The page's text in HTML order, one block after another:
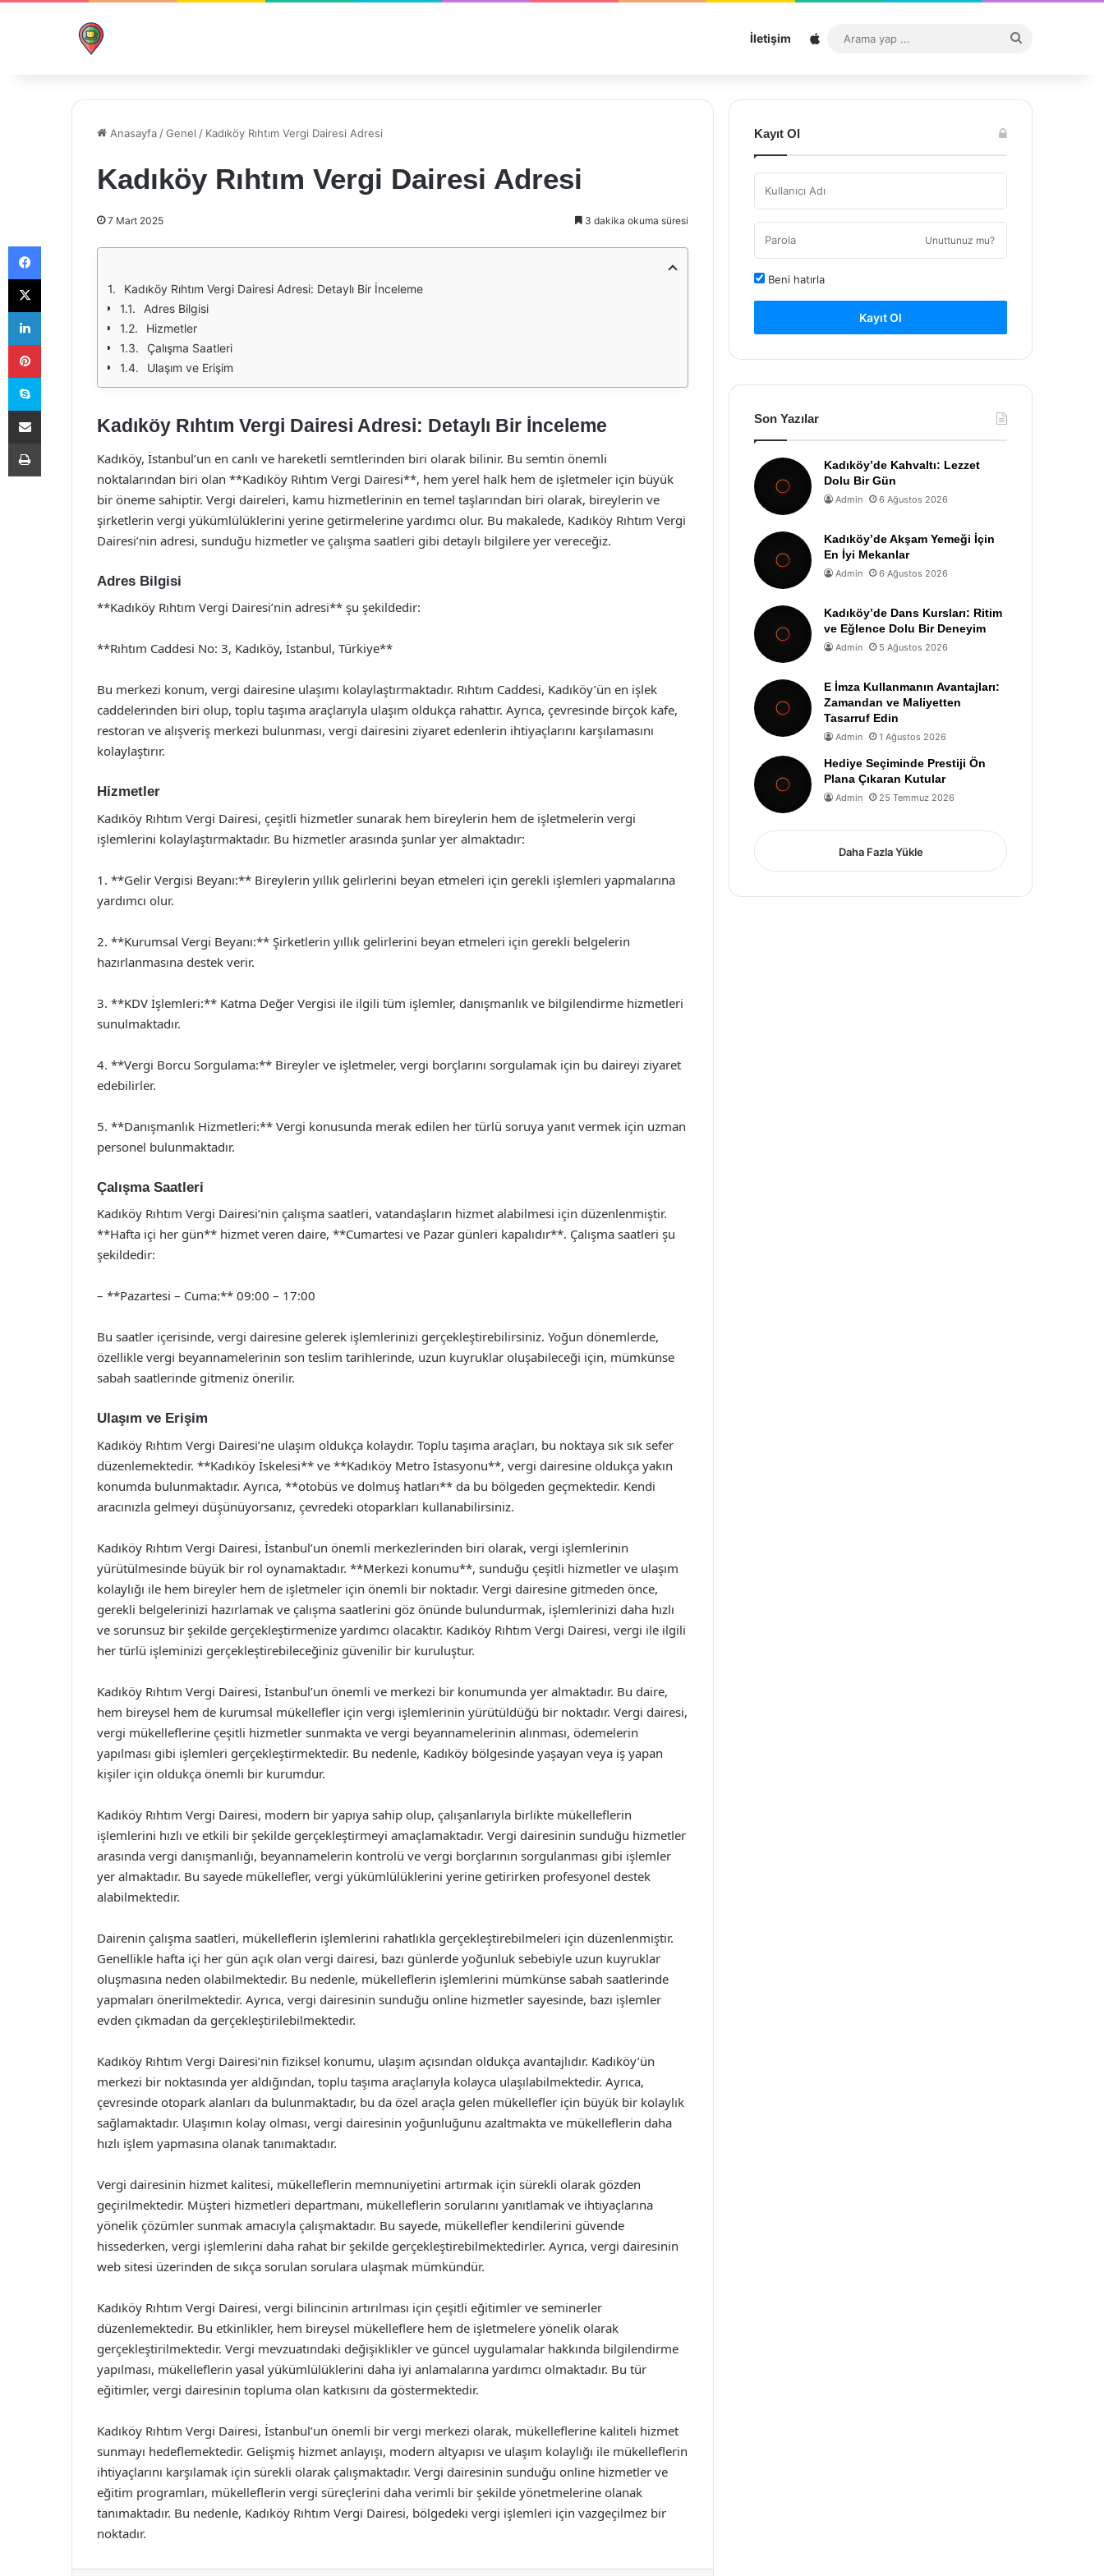
İletişim Sitemap
...
Anasayfa /Genel / Kadıköy Rıhtım Vergi Dairesi Adresi
Kadıköy Rıhtım Vergi Dairesi Adresi
7 Mart 2025 3 dakika okuma süresi
Kadıköy Rıhtım Vergi Dairesi Adresi: Detaylı Bir İnceleme
Adres Bilgisi
Hizmetler
Çalışma Saatleri
Ulaşım ve Erişim
Kadıköy Rıhtım Vergi Dairesi Adresi: Detaylı Bir İnceleme
Kadıköy, İstanbul’un en canlı ve hareketli semtlerinden biri olarak bilinir. Bu semtin önemli
noktalarından biri olan **Kadıköy Rıhtım Vergi Dairesi**, hem yerel halk hem de işletmeler için büyük
bir öneme sahiptir. Vergi daireleri, kamu hizmetlerinin en temel taşlarından biri olarak, bireylerin ve
şirketlerin vergi yükümlülüklerini yerine getirmelerine yardımcı olur. Bu makalede, Kadıköy Rıhtım Vergi
Dairesi’nin adresi, sunduğu hizmetler ve çalışma saatleri gibi detaylı bilgilere yer vereceğiz.
Adres Bilgisi
**Kadıköy Rıhtım Vergi Dairesi’nin adresi** şu şekildedir:
**Rıhtım Caddesi No: 3, Kadıköy, İstanbul, Türkiye**
Bu merkezi konum, vergi dairesine ulaşımı kolaylaştırmaktadır. Rıhtım Caddesi, Kadıköy’ün en işlek
caddelerinden biri olup, toplu taşıma araçlarıyla ulaşım oldukça rahattır. Ayrıca, çevresinde birçok kafe,
restoran ve alışveriş merkezi bulunması, vergi dairesini ziyaret edenlerin ihtiyaçlarını karşılamasını
kolaylaştırır.
Hizmetler
Kadıköy Rıhtım Vergi Dairesi, çeşitli hizmetler sunarak hem bireylerin hem de işletmelerin vergi
işlemlerini kolaylaştırmaktadır. Bu hizmetler arasında şunlar yer almaktadır:
1. **Gelir Vergisi Beyanı:** Bireylerin yıllık gelirlerini beyan etmeleri için gerekli işlemleri yapmalarına
yardımcı olur.
2. **Kurumsal Vergi Beyanı:** Şirketlerin yıllık gelirlerini beyan etmeleri için gerekli belgelerin
hazırlanmasına destek verir.
3. **KDV İşlemleri:** Katma Değer Vergisi ile ilgili tüm işlemler, danışmanlık ve bilgilendirme hizmetleri
sunulmaktadır.
4. **Vergi Borcu Sorgulama:** Bireyler ve işletmeler, vergi borçlarını sorgulamak için bu daireyi ziyaret
edebilirler.
5. **Danışmanlık Hizmetleri:** Vergi konusunda merak edilen her türlü soruya yanıt vermek için uzman
personel bulunmaktadır.
Çalışma Saatleri
Kadıköy Rıhtım Vergi Dairesi’nin çalışma saatleri, vatandaşların hizmet alabilmesi için düzenlenmiştir.
**Hafta içi her gün** hizmet veren daire, **Cumartesi ve Pazar günleri kapalıdır**. Çalışma saatleri şu
şekildedir:
– **Pazartesi – Cuma:** 09:00 – 17:00
Bu saatler içerisinde, vergi dairesine gelerek işlemlerinizi gerçekleştirebilirsiniz. Yoğun dönemlerde,
özellikle vergi beyannamelerinin son teslim tarihlerinde, uzun kuyruklar oluşabileceği için, mümkünse
sabah saatlerinde gitmeniz önerilir.
Ulaşım ve Erişim
Kadıköy Rıhtım Vergi Dairesi’ne ulaşım oldukça kolaydır. Toplu taşıma araçları, bu noktaya sık sık sefer
düzenlemektedir. **Kadıköy İskelesi** ve **Kadıköy Metro İstasyonu**, vergi dairesine oldukça yakın
konumda bulunmaktadır. Ayrıca, **otobüs ve dolmuş hatları** da bu bölgeden geçmektedir. Kendi
aracınızla gelmeyi düşünüyorsanız, çevredeki otoparkları kullanabilirsiniz.
Kadıköy Rıhtım Vergi Dairesi, İstanbul’un önemli merkezlerinden biri olarak, vergi işlemlerinin
yürütülmesinde büyük bir rol oynamaktadır. **Merkezi konumu**, sunduğu çeşitli hizmetler ve ulaşım
kolaylığı ile hem bireyler hem de işletmeler için önemli bir noktadır. Vergi dairesine gitmeden önce,
gerekli belgelerinizi hazırlamak ve çalışma saatlerini göz önünde bulundurmak, işlemlerinizi daha hızlı
ve sorunsuz bir şekilde gerçekleştirmenize yardımcı olacaktır. Kadıköy Rıhtım Vergi Dairesi, vergi ile ilgili
her türlü işleminizi gerçekleştirebileceğiniz güvenilir bir kuruluştur.
Kadıköy Rıhtım Vergi Dairesi, İstanbul’un önemli ve merkezi bir konumunda yer almaktadır. Bu daire,
hem bireysel hem de kurumsal mükellefler için vergi işlemlerinin yürütüldüğü bir noktadır. Vergi dairesi,
vergi mükelleflerine çeşitli hizmetler sunmakta ve vergi beyannamelerinin alınması, ödemelerin
yapılması gibi işlemleri gerçekleştirmektedir. Bu nedenle, Kadıköy bölgesinde yaşayan veya iş yapan
kişiler için oldukça önemli bir kurumdur.
Kadıköy Rıhtım Vergi Dairesi, modern bir yapıya sahip olup, çalışanlarıyla birlikte mükelleflerin
işlemlerini hızlı ve etkili bir şekilde gerçekleştirmeyi amaçlamaktadır. Vergi dairesinin sunduğu hizmetler
arasında vergi danışmanlığı, beyannamelerin kontrolü ve vergi borçlarının sorgulanması gibi işlemler
yer almaktadır. Bu sayede mükellefler, vergi yükümlülüklerini yerine getirirken profesyonel destek
alabilmektedir.
Dairenin çalışma saatleri, mükelleflerin işlemlerini rahatlıkla gerçekleştirebilmeleri için düzenlenmiştir.
Genellikle hafta içi her gün açık olan vergi dairesi, bazı günlerde yoğunluk sebebiyle uzun kuyruklar
oluşmasına neden olabilmektedir. Bu nedenle, mükelleflerin işlemlerini mümkünse sabah saatlerinde
yapmaları önerilmektedir. Ayrıca, vergi dairesinin sunduğu online hizmetler sayesinde, bazı işlemler
evden çıkmadan da gerçekleştirilebilmektedir.
Kadıköy Rıhtım Vergi Dairesi’nin fiziksel konumu, ulaşım açısından oldukça avantajlıdır. Kadıköy’ün
merkezi bir noktasında yer aldığından, toplu taşıma araçlarıyla kolayca ulaşılabilmektedir. Ayrıca,
çevresinde otopark alanları da bulunmaktadır, bu da özel araçla gelen mükellefler için büyük bir kolaylık
sağlamaktadır. Ulaşımın kolay olması, vergi dairesinin yoğunluğunu azaltmakta ve mükelleflerin daha
hızlı işlem yapmasına olanak tanımaktadır.
Vergi dairesinin hizmet kalitesi, mükelleflerin memnuniyetini artırmak için sürekli olarak gözden
geçirilmektedir. Müşteri hizmetleri departmanı, mükelleflerin sorularını yanıtlamak ve ihtiyaçlarına
yönelik çözümler sunmak amacıyla çalışmaktadır. Bu sayede, mükellefler kendilerini güvende
hissederken, vergi işlemlerini daha rahat bir şekilde gerçekleştirebilmektedirler. Ayrıca, vergi dairesinin
web sitesi üzerinden de sıkça sorulan sorulara ulaşmak mümkündür.
Kadıköy Rıhtım Vergi Dairesi, vergi bilincinin artırılması için çeşitli eğitimler ve seminerler
düzenlemektedir. Bu etkinlikler, hem bireysel mükelleflere hem de işletmelere yönelik olarak
gerçekleştirilmektedir. Vergi mevzuatındaki değişiklikler ve güncel uygulamalar hakkında bilgilendirme
yapılması, mükelleflerin yasal yükümlülüklerini daha iyi anlamalarına yardımcı olmaktadır. Bu tür
eğitimler, vergi dairesinin topluma olan katkısını da göstermektedir.
Kadıköy Rıhtım Vergi Dairesi, İstanbul’un önemli bir vergi merkezi olarak, mükelleflerine kaliteli hizmet
sunmayı hedeflemektedir. Gelişmiş hizmet anlayışı, modern altyapısı ve ulaşım kolaylığı ile mükelleflerin
ihtiyaçlarını karşılamak için sürekli olarak çalışmaktadır. Vergi dairesinin sunduğu online hizmetler ve
eğitim programları, mükelleflerin vergi süreçlerini daha verimli bir şekilde yönetmelerine olanak
tanımaktadır. Bu nedenle, Kadıköy Rıhtım Vergi Dairesi, bölgedeki vergi işlemleri için vazgeçilmez bir
noktadır.
Kayıt Ol
Unuttunuz mu?
Beni hatırla
Kayıt Ol
Son Yazılar
Kadıköy’de Kahvaltı: Lezzet
Dolu Bir Gün
Admin 6 Ağustos 2026
Kadıköy’de Akşam Yemeği İçin
En İyi Mekanlar
Admin 6 Ağustos 2026
Kadıköy’de Dans Kursları: Ritim
ve Eğlence Dolu Bir Deneyim
Admin 5 Ağustos 2026
E İmza Kullanmanın Avantajları:
Zamandan ve Maliyetten
Tasarruf Edin
Admin 1 Ağustos 2026
Hediye Seçiminde Prestiji Ön
Plana Çıkaran Kutular
Admin 25 Temmuz 2026
Daha Fazla Yükle
Facebook
X
LinkedIn
Pinterest
Skype
E-Posta ile paylaş